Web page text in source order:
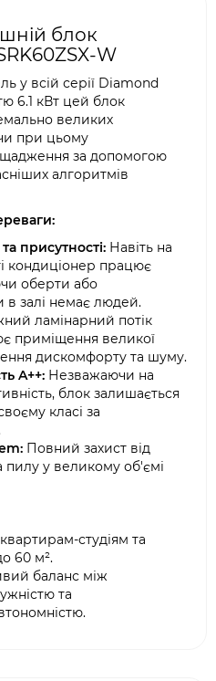
блок
W
у всій серії Diamond
6.1 кВт цей блок
великих
при цьому
за допомогою
алгоритмів
присутності: Навіть на
кондиціонер працює
оберти або
залі немає людей.
ламінарний потік
приміщення великої
дискомфорту та шуму.
A++: Незважаючи на
блок залишається
класі за
Повний захист від
пилу у великому об'ємі
студіям та
60 м².
баланс між
та